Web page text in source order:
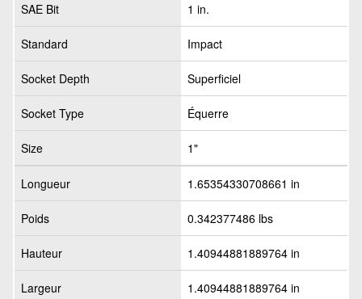
SAE Bit 1 in.
Standard Impact
Socket Depth Superficiel
Socket Type Équerre
Size 1"
Longueur 1.65354330708661 in
Poids 0.342377486 lbs
Hauteur 1.40944881889764 in
Largeur 1.40944881889764 in